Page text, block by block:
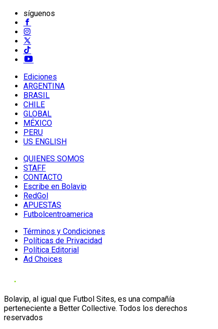
síguenos
Ediciones
ARGENTINA
BRASIL
CHILE
GLOBAL
MÉXICO
PERU
US ENGLISH
QUIENES SOMOS
STAFF
CONTACTO
Escribe en Bolavip
RedGol
APUESTAS
Futbolcentroamerica
Términos y Condiciones
Políticas de Privacidad
Política Editorial
Ad Choices
Bolavip, al igual que Futbol Sites, es una compañía
perteneciente a Better Collective. Todos los derechos
reservados